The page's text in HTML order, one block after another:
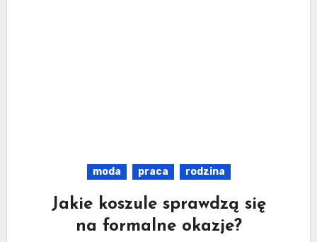
moda praca rodzina
Jakie koszule sprawdzą się
na formalne okazje?